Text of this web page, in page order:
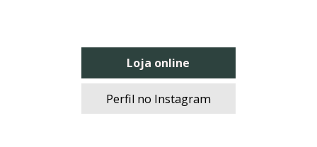
Loja online
Perfil no Instagram